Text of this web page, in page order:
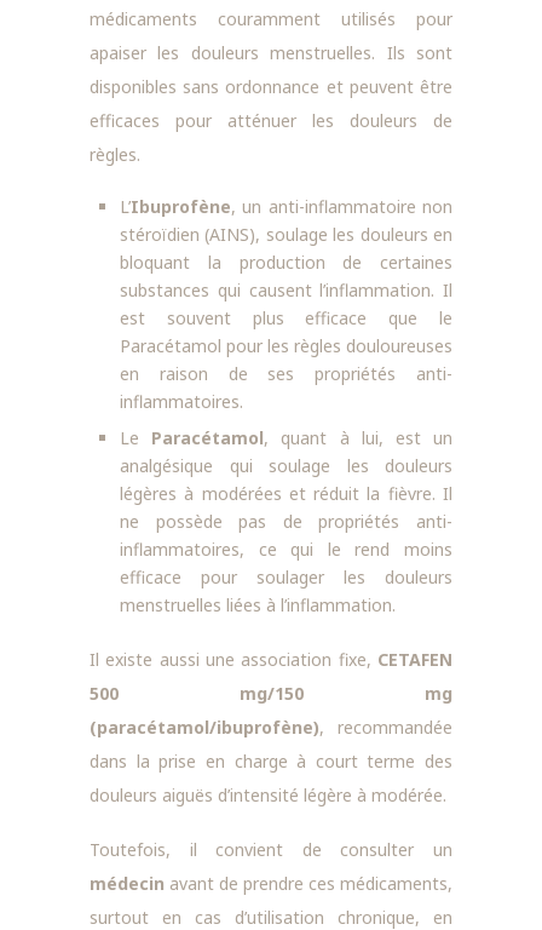
médicaments couramment utilisés pour
apaiser les douleurs menstruelles. Ils sont
disponibles sans ordonnance et peuvent être
efficaces pour atténuer les douleurs de
règles.
L’Ibuprofène, un anti-inflammatoire non
stéroïdien (AINS), soulage les douleurs en
bloquant la production de certaines
substances qui causent l’inflammation. Il
est souvent plus efficace que le
Paracétamol pour les règles douloureuses
en raison de ses propriétés anti-
inflammatoires.
Le Paracétamol, quant à lui, est un
analgésique qui soulage les douleurs
légères à modérées et réduit la fièvre. Il
ne possède pas de propriétés anti-
inflammatoires, ce qui le rend moins
efficace pour soulager les douleurs
menstruelles liées à l’inflammation.
Il existe aussi une association fixe, CETAFEN
500 mg/150 mg
(paracétamol/ibuprofène), recommandée
dans la prise en charge à court terme des
douleurs aiguës d’intensité légère à modérée.
Toutefois, il convient de consulter un
médecin avant de prendre ces médicaments,
surtout en cas d’utilisation chronique, en